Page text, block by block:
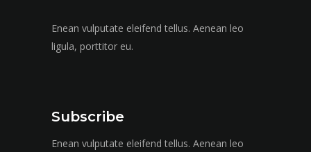
Enean vulputate eleifend tellus. Aenean leo
ligula, porttitor eu.
Subscribe
Enean vulputate eleifend tellus. Aenean leo